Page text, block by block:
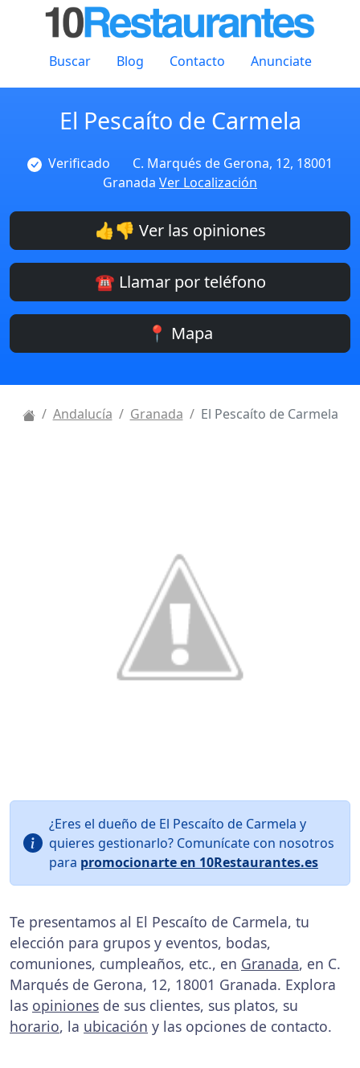
Buscar Blog Contacto Anunciate
El Pescaíto de Carmela
Verificado
C. Marqués de Gerona, 12, 18001
Granada Ver Localización
👍👎 Ver las opiniones
☎️ Llamar por teléfono
📍 Mapa
Andalucía Granada El Pescaíto de Carmela
¿Eres el dueño de El Pescaíto de Carmela y
quieres gestionarlo? Comunícate con nosotros
para promocionarte en 10Restaurantes.es
Te presentamos al El Pescaíto de Carmela, tu
elección para grupos y eventos, bodas,
comuniones, cumpleaños, etc., en Granada, en C.
Marqués de Gerona, 12, 18001 Granada. Explora
las opiniones de sus clientes, sus platos, su
horario, la ubicación y las opciones de contacto.